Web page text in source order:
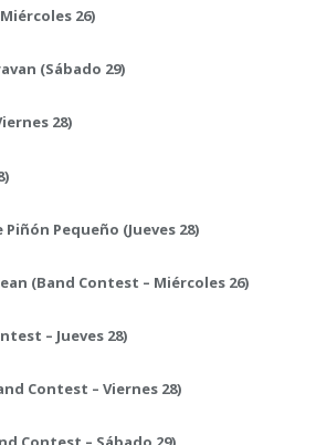
26)
(Sábado 29)
28)
Pequeño (Jueves 28)
(Band Contest – Miércoles 26)
– Jueves 28)
Contest – Viernes 28)